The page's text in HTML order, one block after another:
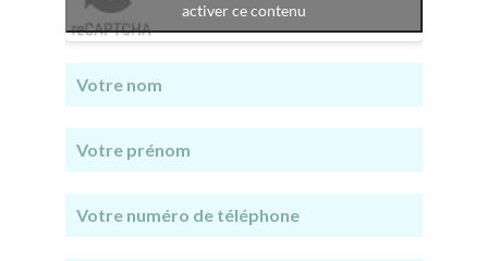
activer ce contenu